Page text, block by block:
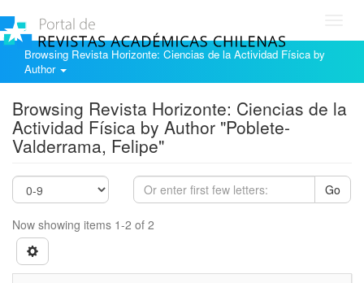
Browsing Revista Horizonte: Ciencias de la Actividad Física by
Author
Browsing Revista Horizonte: Ciencias de la
Actividad Física by Author "Poblete-
Valderrama, Felipe"
Go
Now showing items 1-2 of 2